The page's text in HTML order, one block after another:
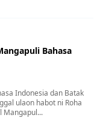
Bahasa
Indonesia dan Batak
ulaon habot ni Roha
Mangapul...